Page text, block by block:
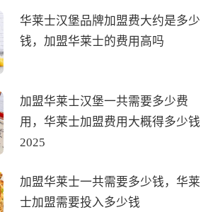
华莱士汉堡品牌加盟费大约是多少
钱，加盟华莱士的费用高吗
加盟华莱士汉堡一共需要多少费
用，华莱士加盟费用大概得多少钱
2025
加盟华莱士一共需要多少钱，华莱
士加盟需要投入多少钱